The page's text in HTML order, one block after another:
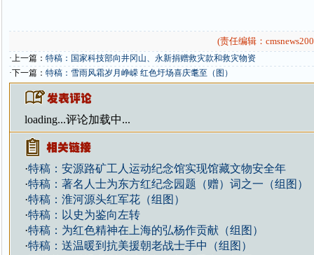
(责任编辑：
·上一篇： 特稿：国家科技部向井冈山、永新捐赠救灾款和救灾物资
·下一篇： 特稿：雪雨风霜岁月峥嵘 红色圩场喜庆耄至（图）
loading...评论加载中...
·特稿：安源路矿工人运动纪念馆实现馆藏文物安全年
·特稿：著名人士为东方红纪念园题（赠）词之一（组图）
·特稿：淮河源头红军花（组图）
·特稿：以史为鉴向左转
·特稿：为红色精神在上海的弘杨作贡献（组图）
·特稿：送温暖到抗美援朝老战士手中（组图）